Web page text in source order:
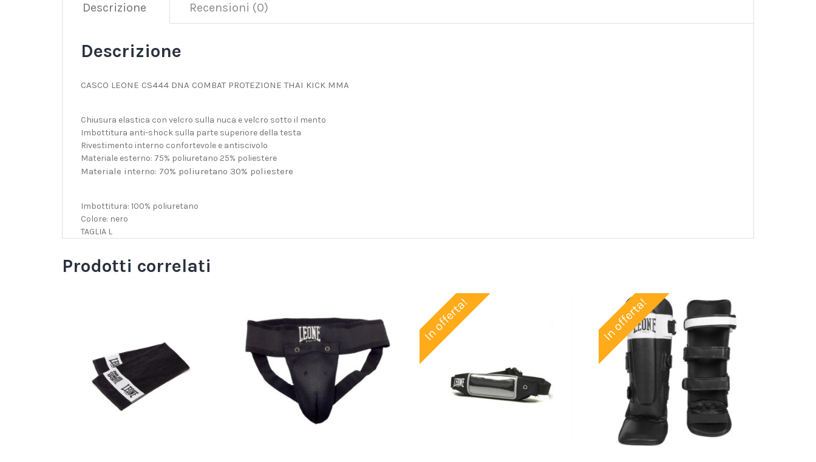
Descrizione Recensioni (0)
Descrizione
CASCO LEONE CS444 DNA COMBAT PROTEZIONE THAI KICK MMA
Chiusura elastica con velcro sulla nuca e velcro sotto il mento
Imbottitura anti-shock sulla parte superiore della testa
Rivestimento interno confortevole e antiscivolo
Materiale esterno: 75% poliuretano 25% poliestere
Materiale interno: 70% poliuretano 30% poliestere
Imbottitura: 100% poliuretano
Colore: nero
TAGLIA L
Prodotti correlati
In offerta! In offerta!